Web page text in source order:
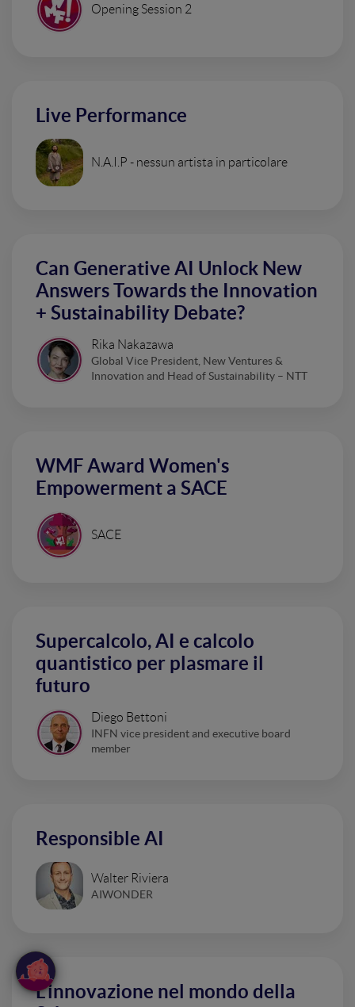
Opening Session 2
Live Performance
N.A.I.P - nessun artista in particolare
Can Generative AI Unlock New
Answers Towards the Innovation
+ Sustainability Debate?
Rika Nakazawa
Global Vice President, New Ventures &
Innovation and Head of Sustainability – NTT
WMF Award Women's
Empowerment a SACE
SACE
Supercalcolo, AI e calcolo
quantistico per plasmare il
futuro
Diego Bettoni
INFN vice president and executive board
member
Responsible AI
Walter Riviera
AIWONDER
L'innovazione nel mondo della